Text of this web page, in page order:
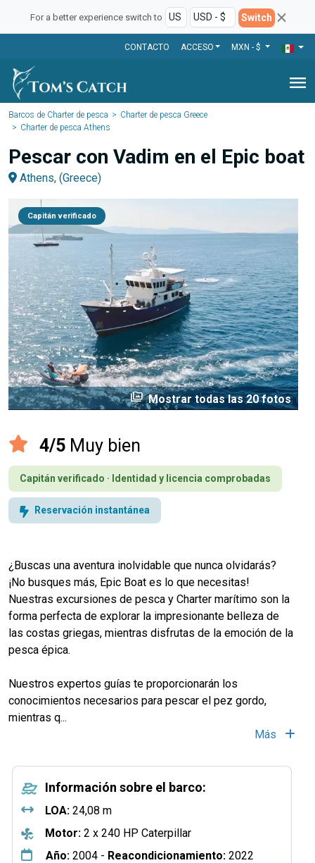
For a better experience switch to Switch
CONTACTO ACCESO MXN - $
menu
Barcos de Charter de pesca
Charter de pesca Greece
Charter de pesca Athens
Pescar con Vadim en el Epic boat
Athens, (Greece)
Capitán verificado
perm_media Mostrar todas las 20 fotos
4/5 Muy bien
Capitán verificado · Identidad y licencia comprobadas
Reservación instantánea
¿Buscas una aventura inolvidable que nunca olvidarás?
¡No busques más, Epic Boat es lo que necesitas!
Nuestras excursiones de pesca y Charter marítimo son la
forma perfecta de explorar la impresionante belleza de
las costas griegas, mientras disfrutas de la emoción de la
pesca épica.
Nuestros expertos guías te proporcionarán los
conocimientos necesarios para pescar el pez gordo,
mientras q...
Más
Información sobre el barco:
LOA: 24,08 m
Motor: 2 x 240 HP Caterpillar
Año: 2004 - Reacondicionamiento: 2022